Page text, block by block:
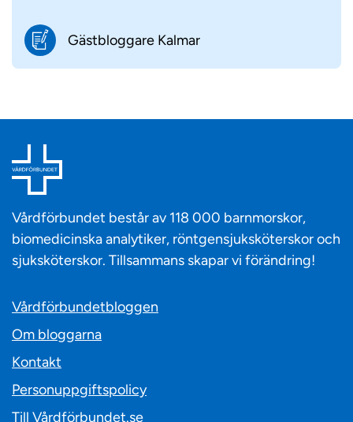
Gästbloggare Kalmar
Vårdförbundet består av 118 000 barnmorskor,
biomedicinska analytiker, röntgensjuksköterskor och
sjuksköterskor. Tillsammans skapar vi förändring!
Vårdförbundetbloggen
Om bloggarna
Kontakt
Personuppgiftspolicy
Till Vårdförbundet.se